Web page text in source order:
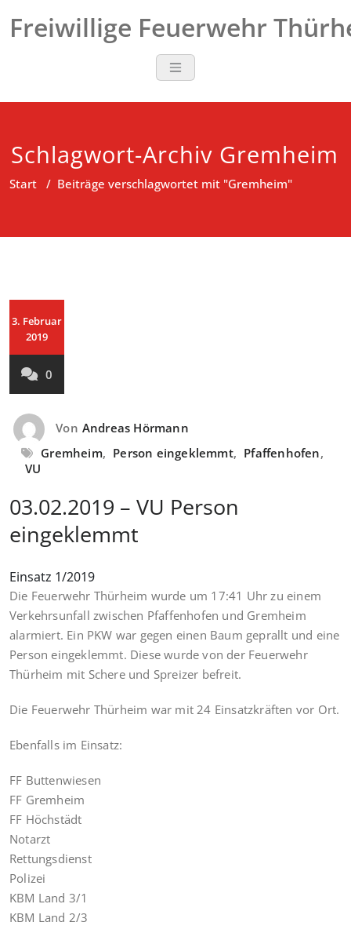
Inhalt
Freiwillige Feuerwehr
Schlagwort-Archiv Gremheim
Start / Beiträge verschlagwortet mit "Gremheim"
3. Februar
2019
0
Von Andreas Hörmann
Gremheim, Person eingeklemmt, Pfaffenhofen,
VU
03.02.2019 – VU Person
eingeklemmt
Einsatz 1/2019
Die Feuerwehr Thürheim wurde um 17:41 Uhr zu einem
Verkehrsunfall zwischen Pfaffenhofen und Gremheim
alarmiert. Ein PKW war gegen einen Baum geprallt und eine
Person eingeklemmt. Diese wurde von der Feuerwehr
Thürheim mit Schere und Spreizer befreit.
Die Feuerwehr Thürheim war mit 24 Einsatzkräften vor Ort.
Ebenfalls im Einsatz:
FF Buttenwiesen
FF Gremheim
FF Höchstädt
Notarzt
Rettungsdienst
Polizei
KBM Land 3/1
KBM Land 2/3